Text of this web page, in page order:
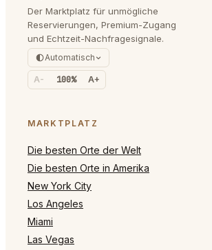
Der Marktplatz für unmögliche
Reservierungen, Premium-Zugang
und Echtzeit-Nachfragesignale.
Automatisch
A- 100% A+
MARKTPLATZ
Die besten Orte der Welt
Die besten Orte in Amerika
New York City
Los Angeles
Miami
Las Vegas